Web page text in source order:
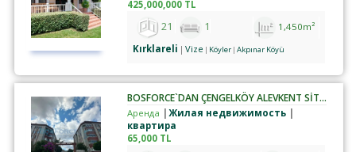
425,000,000 TL
1,450m²
21 1
Kırklareli Vize Köyler Akpınar Köyü
BOSFORCE`DAN ÇENGELKÖY ALEVKENT SİTESİNDE 3+1 KİRALIK DAİRE
Аренда
Жилая недвижимость
квартира
65,000 TL